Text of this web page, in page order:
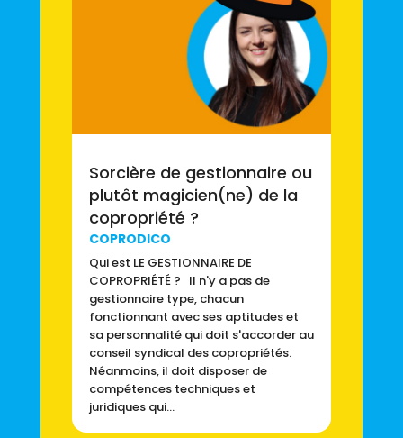
Sorcière de gestionnaire ou
plutôt magicien(ne) de la
copropriété ?
COPRODICO
Qui est LE GESTIONNAIRE DE
COPROPRIÉTÉ ? Il n'y a pas de
gestionnaire type, chacun
fonctionnant avec ses aptitudes et
sa personnalité qui doit s'accorder au
conseil syndical des copropriétés.
Néanmoins, il doit disposer de
compétences techniques et
juridiques qui...